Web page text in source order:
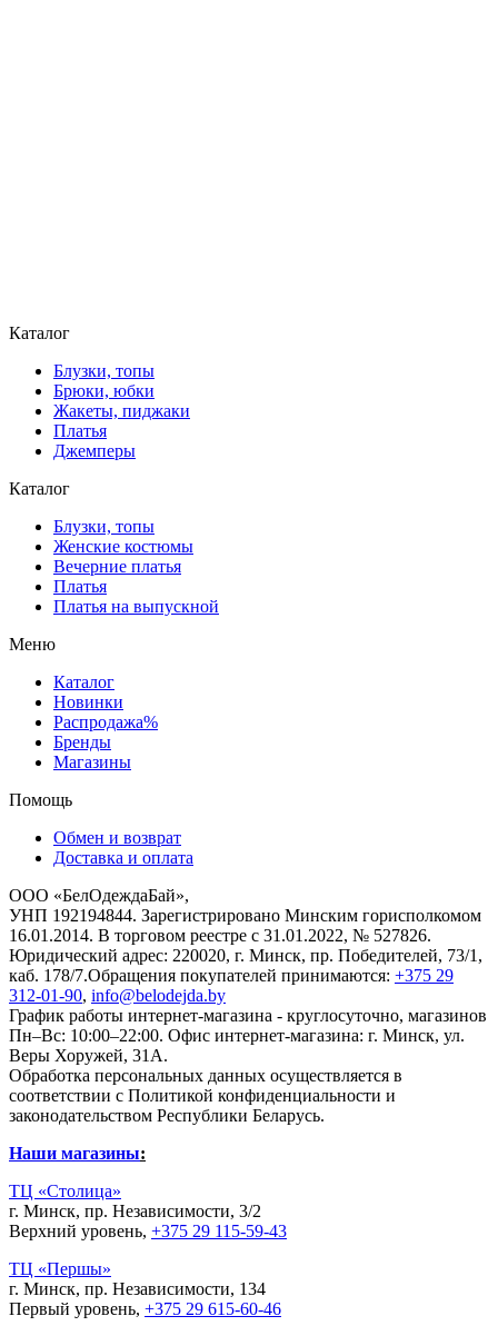
Каталог
Блузки, топы
Брюки, юбки
Жакеты, пиджаки
Платья
Джемперы
Каталог
Блузки, топы
Женские костюмы
Вечерние платья
Платья
Платья на выпускной
Меню
Каталог
Новинки
Распродажа%
Бренды
Магазины
Помощь
Обмен и возврат
Доставка и оплата
ООО «БелОдеждаБай»,
УНП 192194844. Зарегистрировано Минским горисполкомом
16.01.2014. В торговом реестре с 31.01.2022, № 527826.
Юридический адрес: 220020, г. Минск, пр. Победителей, 73/1,
каб. 178/7.Обращения покупателей принимаются: +375 29
312-01-90, info@belodejda.by
График работы интернет-магазина - круглосуточно, магазинов
Пн–Вс: 10:00–22:00. Офис интернет-магазина: г. Минск, ул.
Веры Хоружей, 31А.
Обработка персональных данных осуществляется в
соответствии с Политикой конфиденциальности и
законодательством Республики Беларусь.
Наши магазины:
ТЦ «Столица»
г. Минск, пр. Независимости, 3/2
Верхний уровень, +375 29 115-59-43
ТЦ «Першы»
г. Минск, пр. Независимости, 134
Первый уровень, +375 29 615-60-46